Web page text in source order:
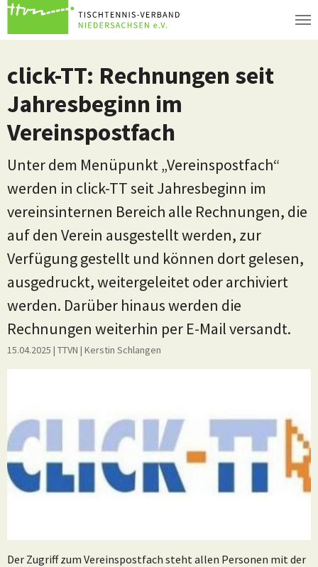
Zum Hauptinhalt springen
click-TT: Rechnungen seit
Jahresbeginn im
Vereinspostfach
Unter dem Menüpunkt „Vereinspostfach“
werden in click-TT seit Jahresbeginn im
vereinsinternen Bereich alle Rechnungen, die
auf den Verein ausgestellt werden, zur
Verfügung gestellt und können dort gelesen,
ausgedruckt, weitergeleitet oder archiviert
werden. Darüber hinaus werden die
Rechnungen weiterhin per E-Mail versandt.
15.04.2025 | TTVN | Kerstin Schlangen
Der Zugriff zum Vereinspostfach steht allen Personen mit der